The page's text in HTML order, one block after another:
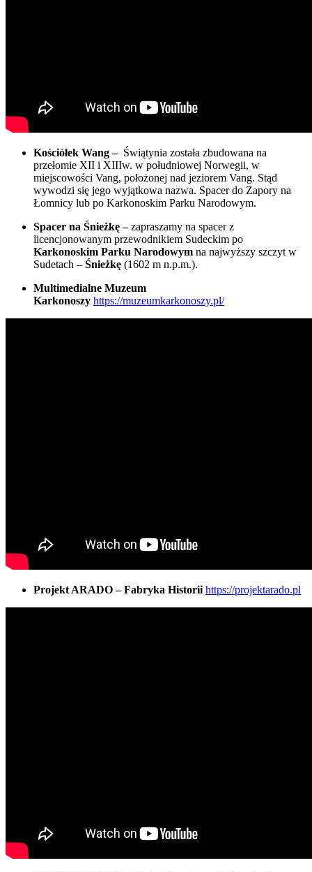
Kościółek Wang – Świątynia została zbudowana na
przełomie XII i XIIIw. w południowej Norwegii, w
miejscowości Vang, położonej nad jeziorem Vang. Stąd
wywodzi się jego wyjątkowa nazwa. Spacer do Zapory na
Łomnicy lub po Karkonoskim Parku Narodowym.
Spacer na Śnieżkę –zapraszamy na spacer z
licencjonowanym przewodnikiem Sudeckim po
Karkonoskim Parku Narodowym na najwyższy szczyt w
Sudetach – Śnieżkę (1602 m n.p.m.).
Multimedialne Muzeum
Karkonoszy https://muzeumkarkonoszy.pl/
Projekt ARADO – Fabryka Historii https://projektarado.pl